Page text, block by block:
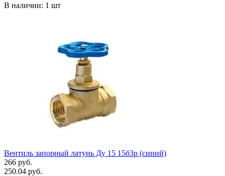
В наличии: 1 шт
Вентиль запорный латунь Ду 15 15б3р (синий)
266 руб.
250.04 руб.